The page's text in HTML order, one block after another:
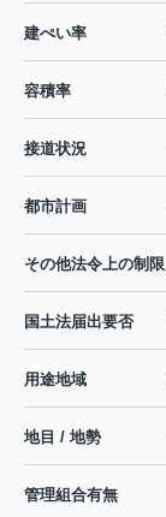
建ぺい率
容積率
接道状況
都市計画
その他法令上の制限
国土法届出要否
用途地域
地目 / 地勢
管理組合有無